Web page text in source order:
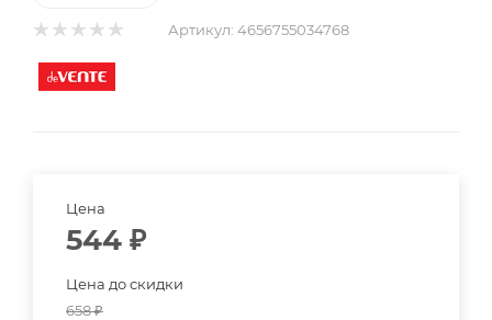
Артикул: 4656755034768
Цена
544 ₽
Цена до скидки
658₽